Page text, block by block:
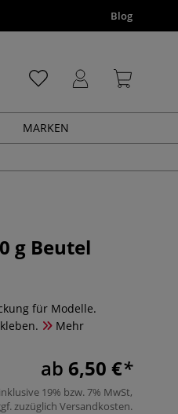
Blog
MARKEN
g Beutel
für Modelle.
Mehr
ab 6,50 €
inklusive 19% bzw. 7% MwSt,
zuzüglich Versandkosten.